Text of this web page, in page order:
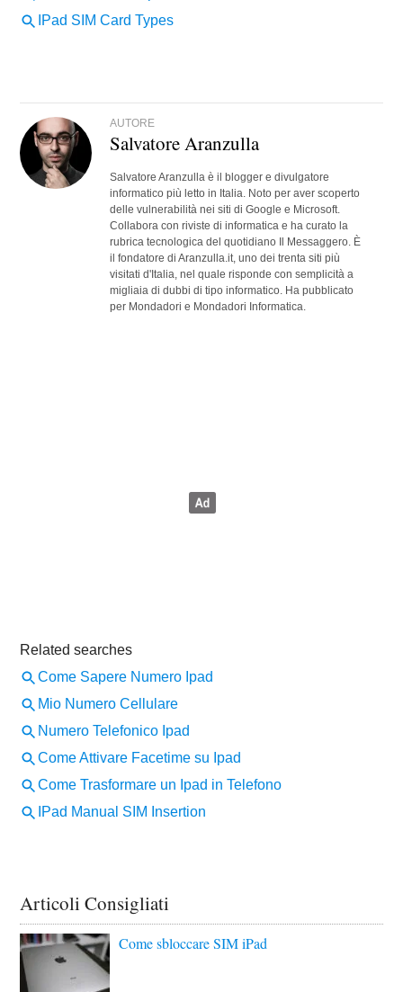
AUTORE
Salvatore Aranzulla
Salvatore Aranzulla è il blogger e divulgatore
informatico più letto in Italia. Noto per aver scoperto
delle vulnerabilità nei siti di Google e Microsoft.
Collabora con riviste di informatica e ha curato la
rubrica tecnologica del quotidiano Il Messaggero. È
il fondatore di Aranzulla.it, uno dei trenta siti più
visitati d'Italia, nel quale risponde con semplicità a
migliaia di dubbi di tipo informatico. Ha pubblicato
per Mondadori e Mondadori Informatica.
Articoli Consigliati
Come sbloccare SIM iPad